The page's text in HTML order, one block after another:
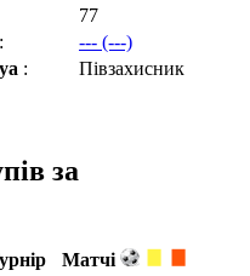
77
:
--- (---)
: Півзахисник
за
Матчі